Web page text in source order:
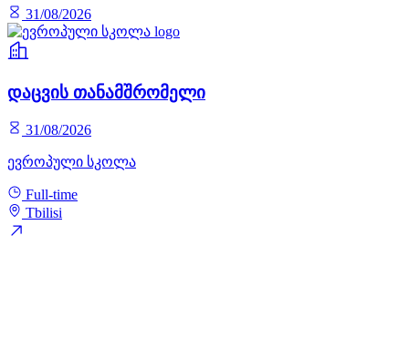
31/08/2026
დაცვის თანამშრომელი
31/08/2026
ევროპული სკოლა
Full-time
Tbilisi